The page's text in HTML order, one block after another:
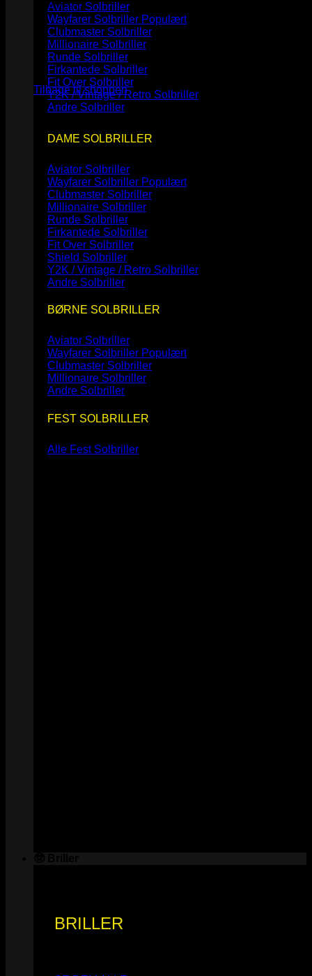
Ingen varer i kurven.
Tilbage til shoppen
Aviator Solbriller
Wayfarer Solbriller
Clubmaster Solbriller
Millionaire Solbriller
Runde Solbriller
Firkantede Solbriller
Fit Over Solbriller
Y2K / Vintage / Retro Solbriller
Andre Solbriller
DAME SOLBRILLER
Aviator Solbriller
Wayfarer Solbriller
Clubmaster Solbriller
Millionaire Solbriller
Runde Solbriller
Firkantede Solbriller
Fit Over Solbriller
Shield Solbriller
Y2K / Vintage / Retro Solbriller
Andre Solbriller
BØRNE SOLBRILLER
Aviator Solbriller
Wayfarer Solbriller
Clubmaster Solbriller
Millionaire Solbriller
Andre Solbriller
FEST SOLBRILLER
Alle Fest Solbriller
BRILLER